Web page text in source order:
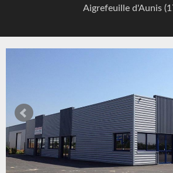
Aigrefeuille d'Aunis